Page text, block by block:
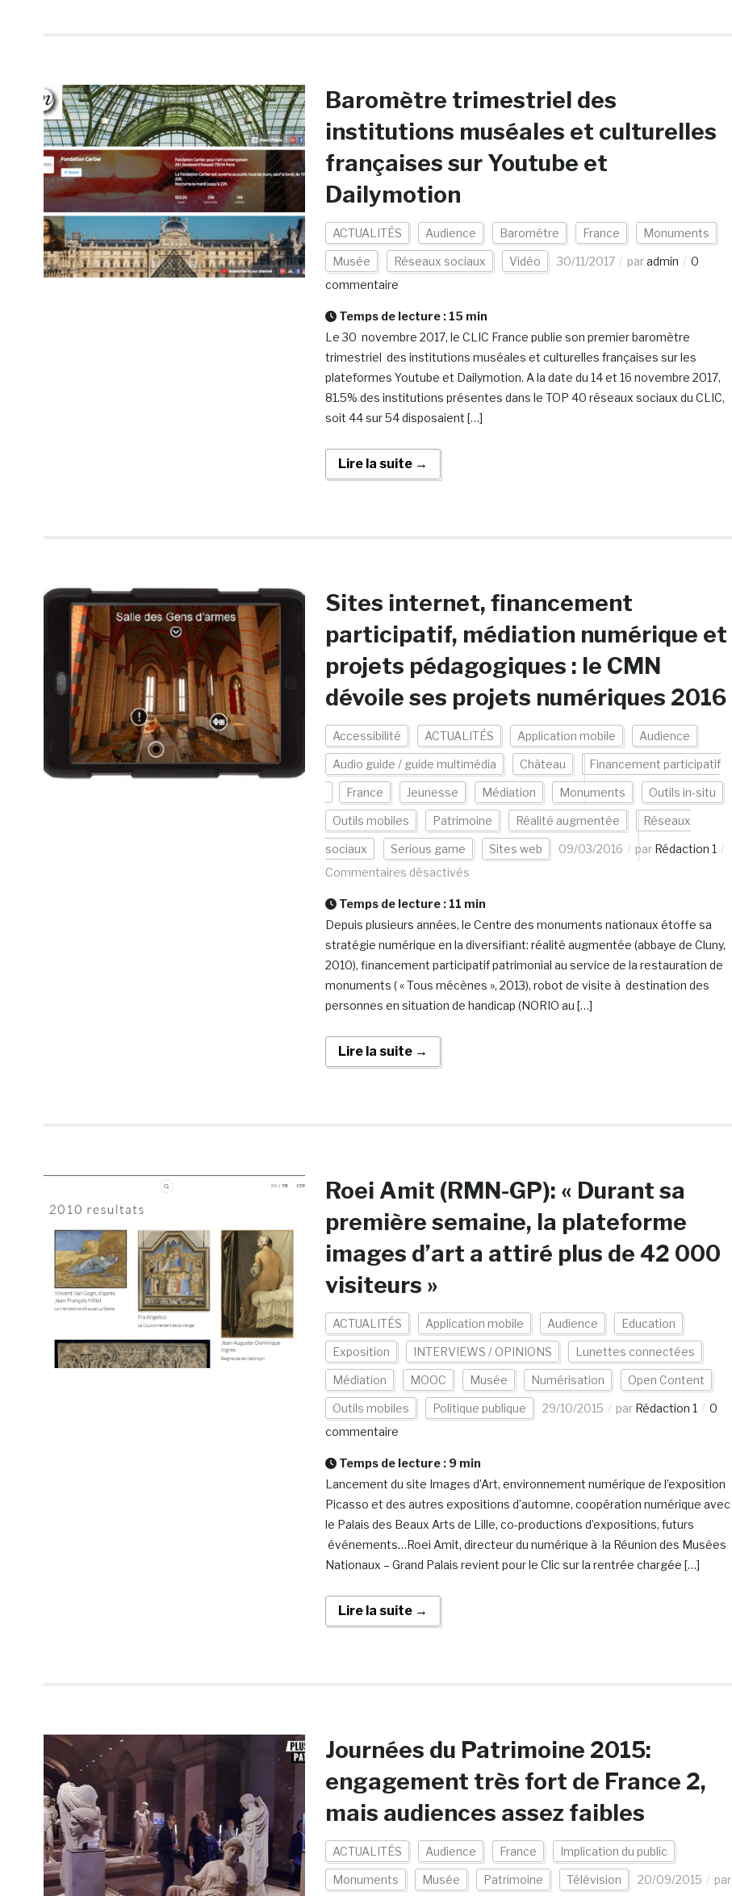
Baromètre trimestriel des
institutions muséales et culturelles
françaises sur Youtube et
Dailymotion
ACTUALITÉS Audience Barométre France Monuments
Musée Réseaux sociaux Vidéo 30/11/2017 paradmin
0
commentaire
Temps de lecture : 15 min
Le 30 novembre 2017, le CLIC France publie son premier baromètre
trimestriel des institutions muséales et culturelles françaises sur les
plateformes Youtube et Dailymotion. A la date du 14 et 16 novembre 2017,
81.5% des institutions présentes dans le TOP 40 réseaux sociaux du CLIC,
soit 44 sur 54 disposaient […]
Lire la suite →
Sites internet, financement
participatif, médiation numérique et
projets pédagogiques : le CMN
dévoile ses projets numériques 2016
Accessibilité ACTUALITÉS Application mobile Audience
Audio guide / guide multimédia Château Financement participatif
France Jeunesse Médiation Monuments Outils in-situ
Outils mobiles Patrimoine Réalité augmentée Réseaux
sociaux Serious game Sites web 09/03/2016 par Rédaction 1
Commentaires désactivés
Temps de lecture : 11 min
Depuis plusieurs années, le Centre des monuments nationaux étoffe sa
stratégie numérique en la diversifiant: réalité augmentée (abbaye de Cluny,
2010), financement participatif patrimonial au service de la restauration de
monuments ( « Tous mécènes », 2013), robot de visite à destination des
personnes en situation de handicap (NORIO au […]
Lire la suite →
Roei Amit (RMN-GP): « Durant sa
première semaine, la plateforme
images d’art a attiré plus de 42 000
visiteurs »
ACTUALITÉS Application mobile Audience Education
Exposition INTERVIEWS / OPINIONS Lunettes connectées
Médiation MOOC Musée Numérisation Open Content
Outils mobiles Politique publique 29/10/2015 par Rédaction 1
0
commentaire
Temps de lecture : 9 min
Lancement du site Images d’Art, environnement numérique de l’exposition
Picasso et des autres expositions d’automne, coopération numérique avec
le Palais des Beaux Arts de Lille, co-productions d’expositions, futurs
événements…Roei Amit, directeur du numérique à la Réunion des Musées
Nationaux – Grand Palais revient pour le Clic sur la rentrée chargée […]
Lire la suite →
Journées du Patrimoine 2015:
engagement très fort de France 2,
mais audiences assez faibles
ACTUALITÉS Audience France Implication du public
Monuments Musée Patrimoine Télévision 20/09/2015 par